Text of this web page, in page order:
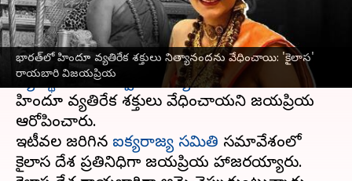
భారత్‌లో హిందూ వ్యతిరేక శక్తులు నిత్యానందను వేధించాయి: 'కైలాస'
రాయబారి విజయప్రియ
ఈ వార్తాకథనం ఏంటి
వివాదాస్పద ఆధ్యాత్మిక గురువు,కైలాస దేశ
వ్యవస్థాపకుడు స్వామి నిత్యానందను భారత్‌లో
హిందూ వ్యతిరేక శక్తులు వేధించాయని విజయప్రియ
ఆరోపించారు.
ఇటీవల జరిగిన ఐక్యరాజ్య సమితి సమావేశంలో
కైలాస దేశ ప్రతినిధిగా విజయప్రియ హాజరయ్యారు.